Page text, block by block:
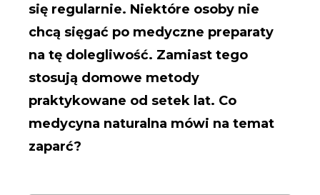
się regularnie. Niektóre osoby nie
chcą sięgać po medyczne preparaty
na tę dolegliwość. Zamiast tego
stosują domowe metody
praktykowane od setek lat. Co
medycyna naturalna mówi na temat
zaparć?